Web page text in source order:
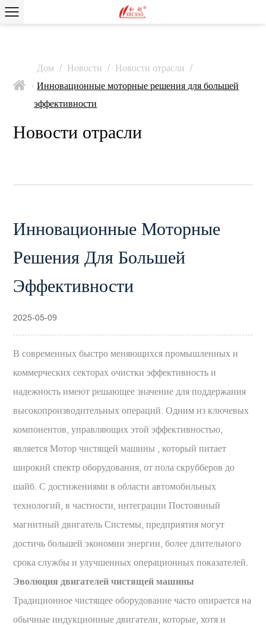
>
Дом / Новости / Новости отрасли /
Инновационные моторные решения для большей
эффективности
Новости отрасли
Инновационные Моторные
Решения Для Большей
Эффективности
2025-05-09
В современных быстро меняющихся промышленных и
коммерческих секторах очистки эффективность и
надежность имеют решающее значение для поддержания
высокопроизводительных операций. Одним из ключевых
компонентов, управляющих этой эффективностью,
являетсяМотор чистящей машины
, который питает
широкий спектр оборудования, от пола скрубберов до
шайб. С достижениями в области автомобильных
технологий, в частности, интеграцииПостоянный
магнитный двигательСистемы, предприятия могут
достичь большей экономии энергии, более длительного
срока службы и улучшенных операционных показателей.
Эволюция двигателей чистящей машины
Традиционное чистящее оборудование часто опирается на
обычные индукционные двигатели, которые, хотя и